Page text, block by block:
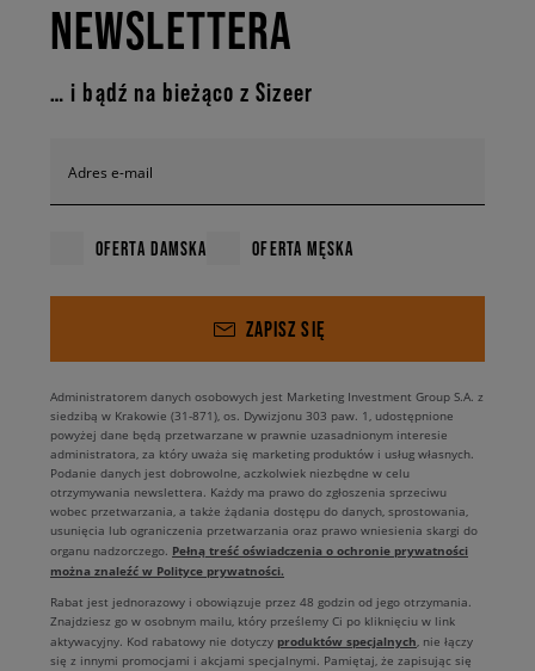
NEWSLETTERA
… i bądź na bieżąco z Sizeer
Adres e-mail
OFERTA DAMSKA OFERTA MĘSKA
ZAPISZ SIĘ
Administratorem danych osobowych jest Marketing Investment Group S.A. z
siedzibą w Krakowie (31-871), os. Dywizjonu 303 paw. 1, udostępnione
powyżej dane będą przetwarzane w prawnie uzasadnionym interesie
administratora, za który uważa się marketing produktów i usług własnych.
Podanie danych jest dobrowolne, aczkolwiek niezbędne w celu
otrzymywania newslettera. Każdy ma prawo do zgłoszenia sprzeciwu
wobec przetwarzania, a także żądania dostępu do danych, sprostowania,
usunięcia lub ograniczenia przetwarzania oraz prawo wniesienia skargi do
organu nadzorczego. Pełną treść oświadczenia o ochronie prywatności
można znaleźć w Polityce prywatności.
Rabat jest jednorazowy i obowiązuje przez 48 godzin od jego otrzymania.
Znajdziesz go w osobnym mailu, który prześlemy Ci po kliknięciu w link
aktywacyjny. Kod rabatowy nie dotyczy produktów specjalnych, nie łączy
się z innymi promocjami i akcjami specjalnymi. Pamiętaj, że zapisując się